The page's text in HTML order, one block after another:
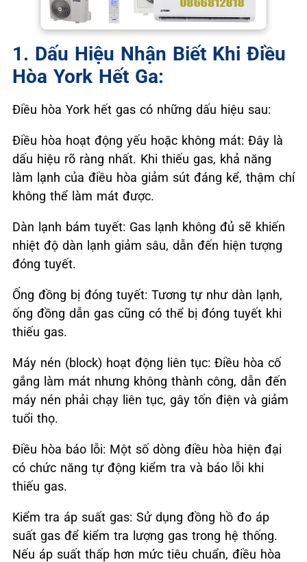
1. Dấu Hiệu Nhận Biết Khi Điều
Hòa York Hết Ga:
Điều hòa York hết gas có những dấu hiệu sau:
Điều hòa hoạt động yếu hoặc không mát: Đây là
dấu hiệu rõ ràng nhất. Khi thiếu gas, khả năng
làm lạnh của điều hòa giảm sút đáng kể, thậm chí
không thể làm mát được.
Dàn lạnh bám tuyết: Gas lạnh không đủ sẽ khiến
nhiệt độ dàn lạnh giảm sâu, dẫn đến hiện tượng
đóng tuyết.
Ống đồng bị đóng tuyết: Tương tự như dàn lạnh,
ống đồng dẫn gas cũng có thể bị đóng tuyết khi
thiếu gas.
Máy nén (block) hoạt động liên tục: Điều hòa cố
gắng làm mát nhưng không thành công, dẫn đến
máy nén phải chạy liên tục, gây tốn điện và giảm
tuổi thọ.
Điều hòa báo lỗi: Một số dòng điều hòa hiện đại
có chức năng tự động kiểm tra và báo lỗi khi
thiếu gas.
Kiểm tra áp suất gas: Sử dụng đồng hồ đo áp
suất gas để kiểm tra lượng gas trong hệ thống.
Nếu áp suất thấp hơn mức tiêu chuẩn, điều hòa